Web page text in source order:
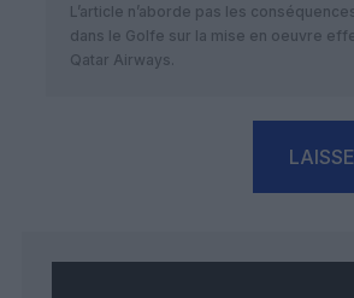
L’article n’aborde pas les
dans le Golfe sur la mise en oeuvre
Qatar Airways.